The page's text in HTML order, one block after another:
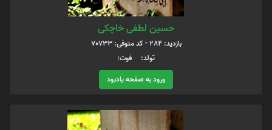
حسین لطفی خاچکی
بازدید: 284 - کد متوفی: 70733
تولد: فوت:
ورود به صفحه یادبود